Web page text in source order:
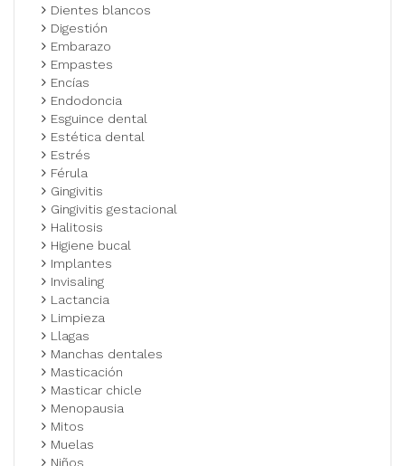
Dientes blancos
Digestión
Embarazo
Empastes
Encías
Endodoncia
Esguince dental
Estética dental
Estrés
Férula
Gingivitis
Gingivitis gestacional
Halitosis
Higiene bucal
Implantes
Invisaling
Lactancia
Limpieza
Llagas
Manchas dentales
Masticación
Masticar chicle
Menopausia
Mitos
Muelas
Niños